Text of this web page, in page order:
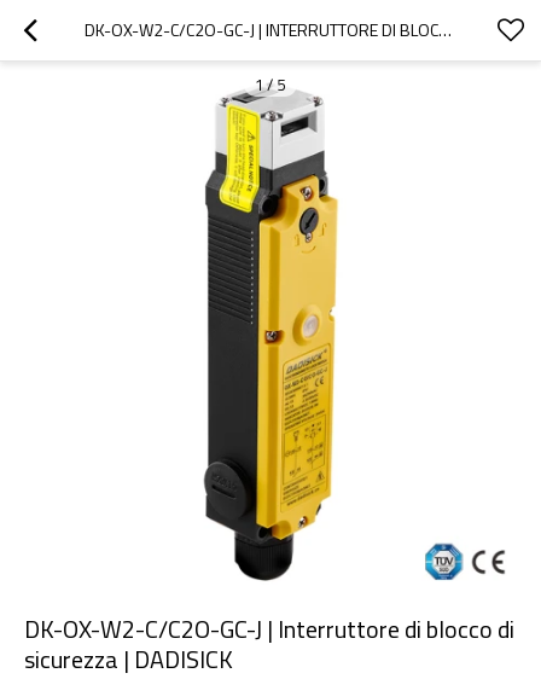
DK-OX-W2-C/C2O-GC-J | INTERRUTTORE DI BLOCCO DI SICUREZZA | DADISICK
1/5
DK-OX-W2-C/C2O-GC-J | Interruttore di blocco di
sicurezza | DADISICK